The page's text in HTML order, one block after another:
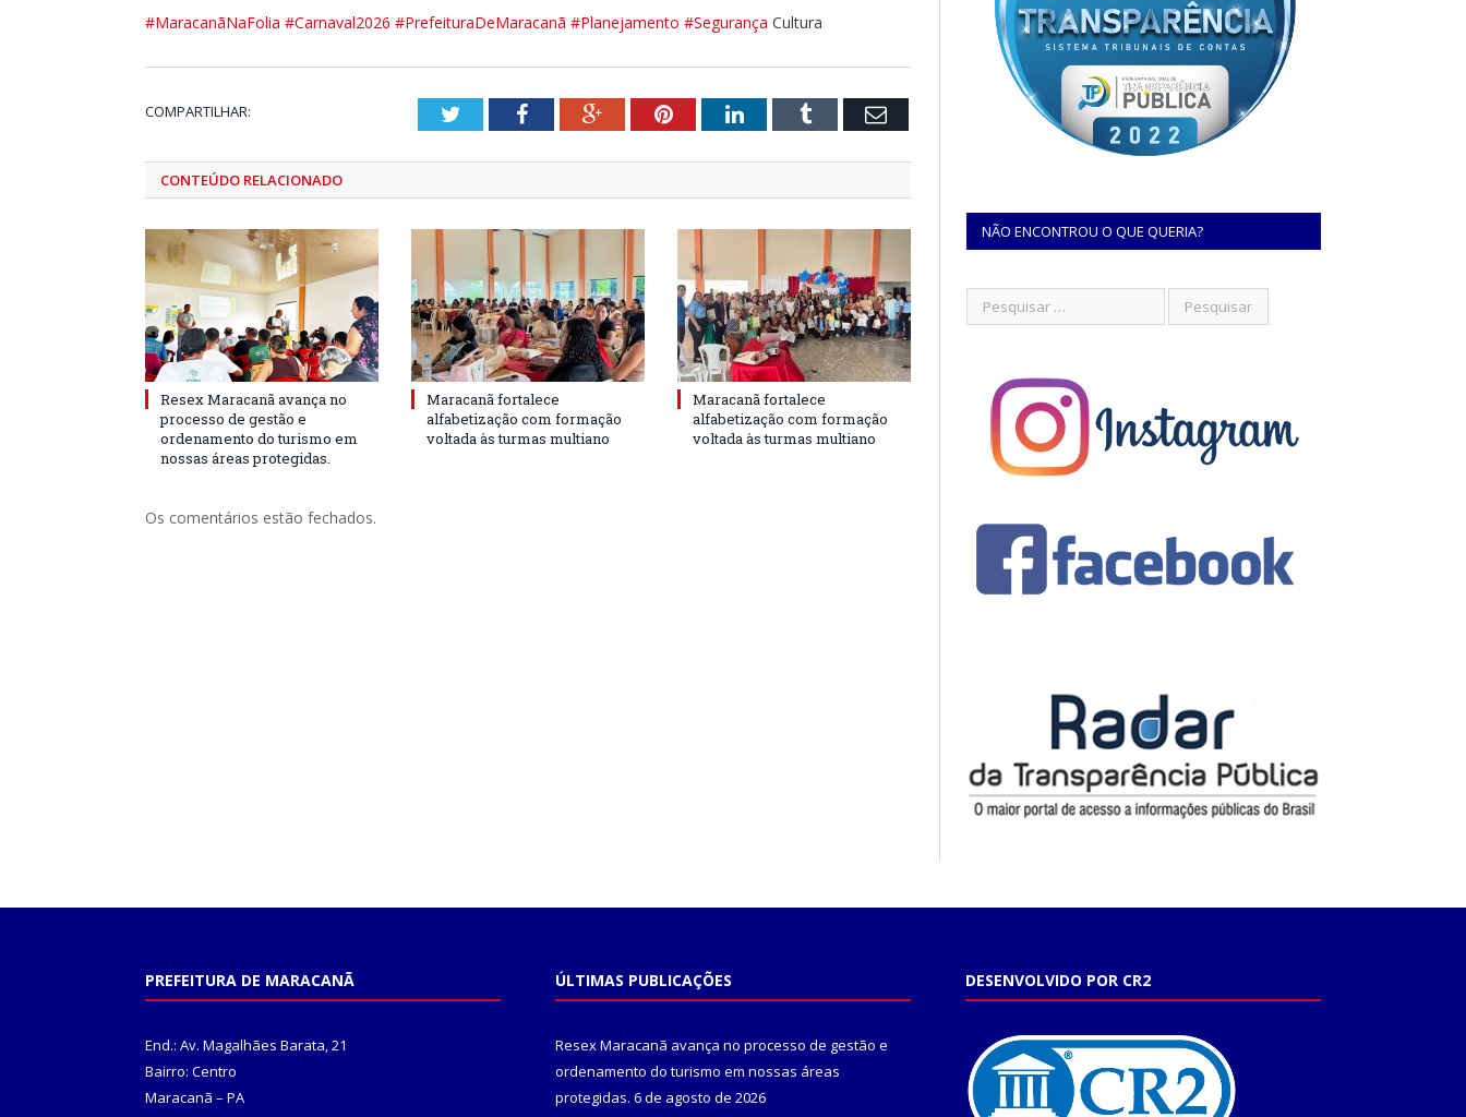
#MaracanãNaFolia #Carnaval2026 #PrefeituraDeMaracanã #Planejamento #Segurança Cultura
COMPARTILHAR: TwitterFacebookGoogle+PinterestLinkedInTumblr Email
CONTEÚDO RELACIONADO
Resex Maracanã avança no
processo de gestão e
ordenamento do turismo em
nossas áreas protegidas.
Maracanã fortalece
alfabetização com formação
voltada às turmas multiano
Maracanã fortalece
alfabetização com formação
voltada às turmas multiano
Os comentários estão fechados.
NÃO ENCONTROU O QUE QUERIA?
PREFEITURA DE MARACANÃ
End.: Av. Magalhães Barata, 21
Bairro: Centro
Maracanã – PA
ÚLTIMAS PUBLICAÇÕES
Resex Maracanã avança no processo de gestão e
ordenamento do turismo em nossas áreas
protegidas. 6 de agosto de 2026
DESENVOLVIDO POR CR2